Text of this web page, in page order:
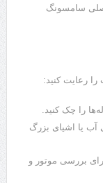
سامسونگ
رعایت کنید:
را چک کنید.
آب یا اشیای بزرگ
برای بررسی موتور و